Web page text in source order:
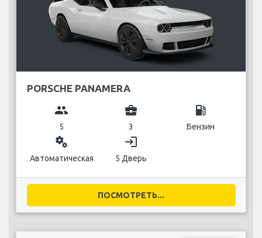
PORSCHE PANAMERA
group
5
business_center
3
local_gas_station
Бензин
miscellaneous_services
Автоматическая
login
5 Дверь
ПОСМОТРЕТЬ...